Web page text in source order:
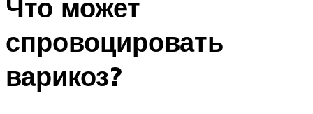
Что может
спровоцировать
варикоз?